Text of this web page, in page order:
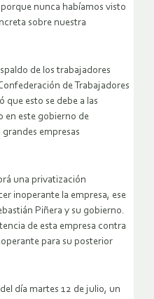
nunca habíamos visto
sobre nuestra
de los trabajadores
de Trabajadores
que esto se debe a las
en este gobierno de
empresas
una privatización
inoperante la empresa, ese
Piñera y su gobierno.
de esta empresa contra
para su posterior
día martes 12 de julio, un